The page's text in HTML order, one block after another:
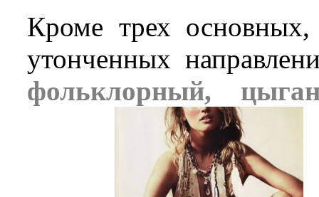
Кроме трех
утонченных
фольклорный,